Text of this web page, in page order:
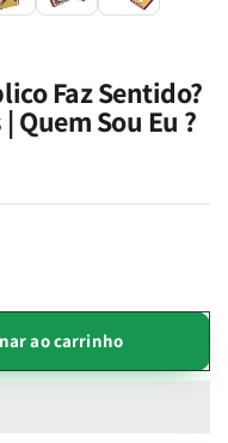
Faz Sentido?
Quem Sou Eu ?
ao carrinho